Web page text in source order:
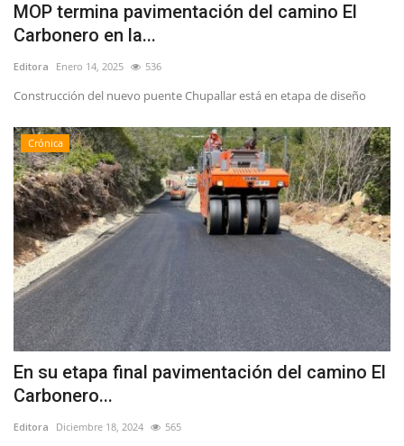
MOP termina pavimentación del camino El
Carbonero en la...
Editora Enero 14, 2025 536
Construcción del nuevo puente Chupallar está en etapa de diseño
Crónica
En su etapa final pavimentación del camino El
Carbonero...
Editora Diciembre 18, 2024 565